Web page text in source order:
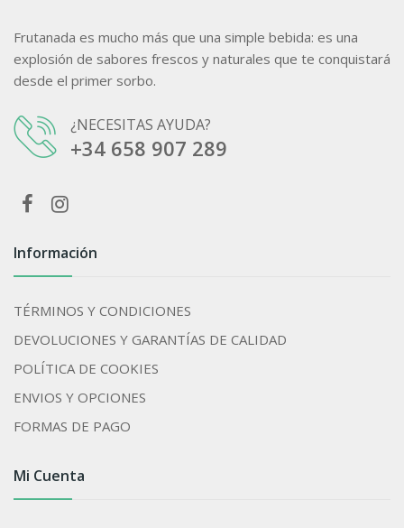
Frutanada es mucho más que una simple bebida: es una
explosión de sabores frescos y naturales que te conquistará
desde el primer sorbo.
¿NECESITAS AYUDA?
+34 658 907 289
Información
TÉRMINOS Y CONDICIONES
DEVOLUCIONES Y GARANTÍAS DE CALIDAD
POLÍTICA DE COOKIES
ENVIOS Y OPCIONES
FORMAS DE PAGO
Mi Cuenta